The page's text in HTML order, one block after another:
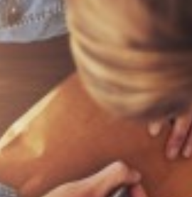
Entrepreneurs